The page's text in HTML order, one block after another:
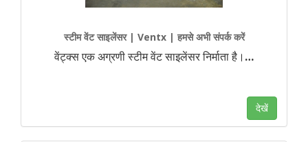
स्टीम वेंट साइलेंसर | Ventx | हमसे अभी संपर्क करें
वेंट्क्स एक अग्रणी स्टीम वेंट साइलेंसर निर्माता है। …
देखें